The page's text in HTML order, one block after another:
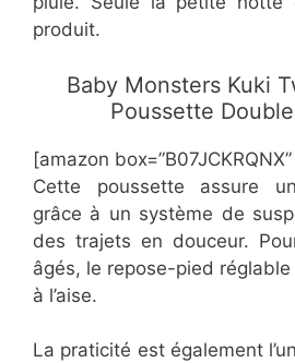
produit.
Baby Monsters Kuki
Poussette
[amazon
Cette poussette assure
grâce à un système de
des trajets en douceur.
âgés, le repose-pied
à l’aise.
La praticité est également